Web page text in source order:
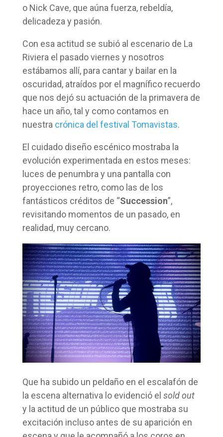
o Nick Cave, que aúna fuerza, rebeldía,
delicadeza y pasión.
Con esa actitud se subió al escenario de La
Riviera el pasado viernes y nosotros
estábamos allí, para cantar y bailar en la
oscuridad, atraídos por el magnífico recuerdo
que nos dejó su actuación de la primavera de
hace un año, tal y como contamos en
nuestra crónica del festival Tomavistas.
El cuidado diseño escénico mostraba la
evolución experimentada en estos meses:
luces de penumbra y una pantalla con
proyecciones retro, como las de los
fantásticos créditos de “Succession”,
revisitando momentos de un pasado, en
realidad, muy cercano.
Que ha subido un peldaño en el escalafón de
la escena alternativa lo evidenció el sold out
y la actitud de un público que mostraba su
excitación incluso antes de su aparición en